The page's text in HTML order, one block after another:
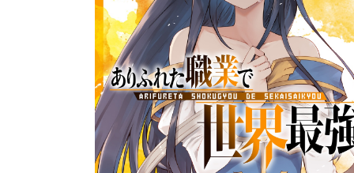
コミックガルド コミッククリエ
リキューレ コミックパルフェ